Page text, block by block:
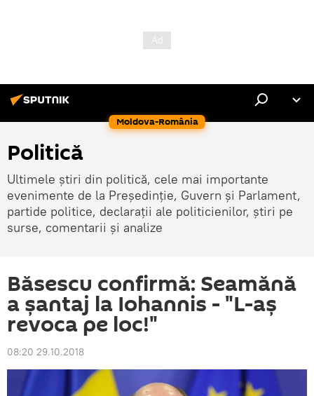
Moldova-România
Politică
Ultimele știri din politică, cele mai importante
evenimente de la Președinție, Guvern și Parlament,
partide politice, declarații ale politicienilor, știri pe
surse, comentarii și analize
Băsescu confirmă: Seamănă
a șantaj la Iohannis - "L-aș
revoca pe loc!"
08:20 29.10.2018